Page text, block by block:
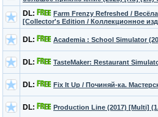
DL:
Farm Frenzy Refreshed /
[Collector's Edition / Коллекционное
DL: Academia : School Simulator
DL: TasteMaker: Restaurant
DL: Fix It Up / Починяй-ка.
DL: Production Line (2017) [Multi]